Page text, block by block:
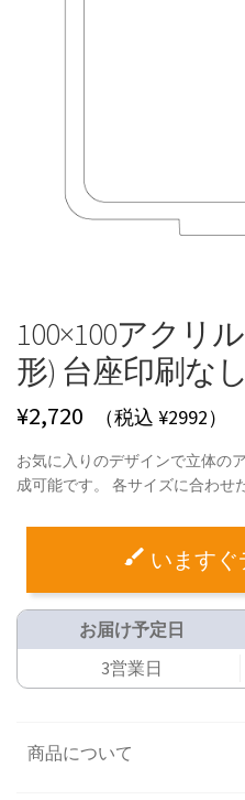
100×100アクリ
形) 台座印刷なし
¥2,720 （税込 ¥2992）
お気に入りのデザインで立体の
成可能です。 各サイズに合わせ
いますぐ
お届け予定日
3営業日
商品について